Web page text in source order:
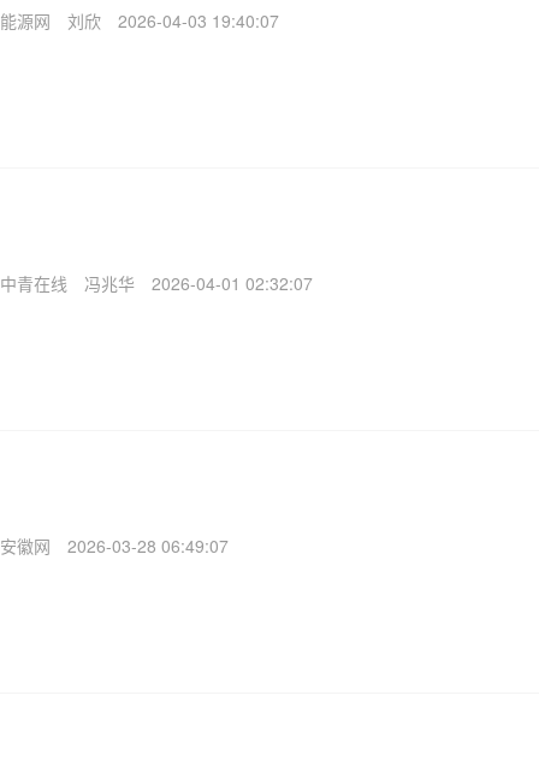
能源网 刘欣 2026-04-03 19:40:07
中青在线 冯兆华 2026-04-01 02:32:07
安徽网 2026-03-28 06:49:07